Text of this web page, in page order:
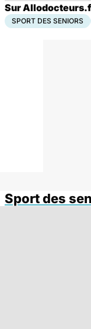
Sur
SPORT DES SENIORS
Sport des